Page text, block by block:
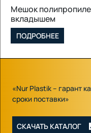
Мешок
вкладышем
ПОДРОБНЕЕ
«Nur Plastik – гарант
сроки поставки»
СКАЧАТЬ КАТАЛОГ